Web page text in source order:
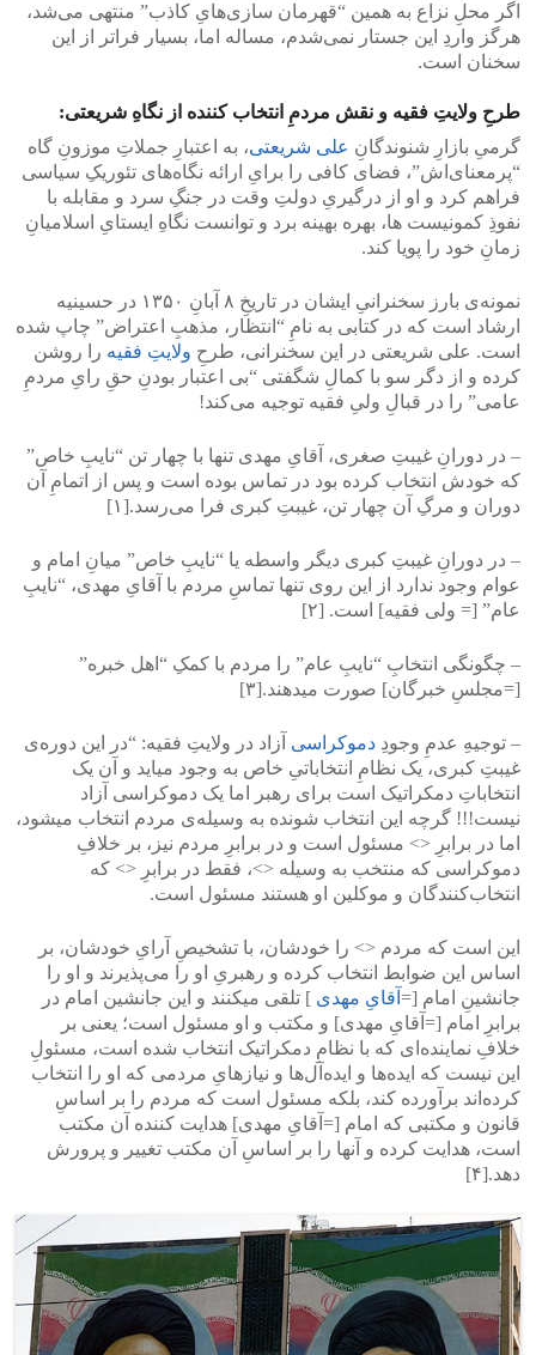
اگر محلِ نزاع به همین “قهرمان سازی‌هایِ کاذب” منتهی‌ می‌شد،
هرگز واردِ این جستار نمی‌شدم، مساله اما، بسیار فراتر از این
سخنان است.
طرحِ ولایتِ فقیه و نقش مردمِ انتخاب کننده از نگاهِ شریعتی:
گرمیِ بازارِ شنوندگانِ علی‌ شریعتی، به اعتبارِ جملاتِ موزونِ گاه
“پر‌معنای‌اش”، فضا‌ی کافی‌ را برایِ ارائه‌ نگاه‌های تئوریکِ سیاسی
فراهم کرد و او از درگیریِ دولتِ وقت در جنگِ سرد و مقابله با
نفوذِ کمونیست‌ ها، بهره‌ بهینه برد و توانست نگاهِ ایستایِ اسلامیانِ
زمانِ خود را پویا کند.
نمونه‌ی بارز سخنرانیِ ایشان در تاریخِ ۸ آبانِ ۱۳۵۰ در حسینیه
ارشاد است که در کتابی‌ به نامِ “انتظار، مذهبِ اعتراض” چاپ شده
است. علی‌ شریعتی‌ در این سخنرانی‌، طرحِ ولایتِ فقیه را روشن
کرده و از دگر سو با کمالِ شگفتی “بی‌ اعتبار بودنِ حقِ رایِ مردمِ
عامی” را در قبالِ ولیِ فقیه توجیه می‌کند!
– در دورانِ غیبتِ صغری، آقایِ مهدی تنها با چهار تن‌ “نایبِ خاص”
که خودش انتخاب کرده بود در تماس بوده است و پس از اتمامِ آن
دوران و مرگِ آن چهار تن‌، غیبتِ کبری فرا می‌رسد.[۱]
– در دورانِ غیبتِ کبری دیگر واسطه یا “نایبِ خاص” میانِ امام و
عوام وجود ندارد از این روی تنها تماسِ مردم با آقایِ مهدی، “نایبِ
عام” [= ولی فقیه] است. [۲]
– چگونگی‌ انتخابِ “نایبِ عام” را مردم با کمکِ “اهل خبره”
[=مجلسِ خبرگان] صورت میدهند.[۳]
– توجیهِ عدمِ وجودِ دموکراسی آزاد در ولایتِ فقیه: “در این دوره‌ی
غیبتِ کبری، یک نظامِ انتخاباتیِ خاص به وجود میاید و آن یک
انتخاباتِ دمکراتیک است برای رهبر اما یک دموکراسی آزاد
نیست!!! گرچه این انتخاب شونده به وسیله‌ی مردم انتخاب میشود،
اما در برابرِ <> مسئول است و در برابرِ مردم نیز، بر خلافِ
دموکراسی که منتخب به وسیله <>، فقط در برابرِ <> که
انتخاب‌کنندگان و موکلین او هستند مسئول است.
این است که مردم <> را خودشان، با تشخیصِ آرایِ خودشان، بر
اساس این ضوابط انتخاب کرده و رهبریِ او را می‌پذیرند و او را
جانشینِ امام [= آقایِ مهدی ] تلقی‌ میکنند و این جانشین امام در
برابرِ امام [=آقایِ مهدی] و مکتب و او مسئول است؛ یعنی‌ بر
خلافِ نماینده‌ای که با نظامِ دمکراتیک انتخاب شده است، مسئولِ
این نیست که ایده‌ها و ایده‌آل‌ها و نیازهایِ مردمی که او را انتخاب
کرده‌اند بر‌آورده کند، بلکه مسئول است که مردم را بر اساسِ
قانون و مکتبی‌ که امام [=آقایِ مهدی] هدایت کننده‌ آن مکتب
است، هدایت کرده و آنها را بر اساسِ آن مکتب تغییر و پرورش
دهد.[۴]